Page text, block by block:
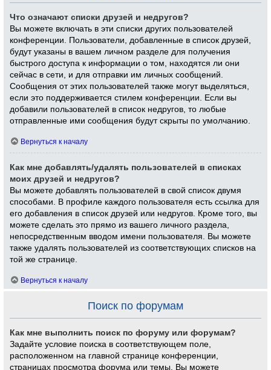
Что означают списки друзей и недругов?
Вы можете включать в эти списки других пользователей
конференции. Пользователи, добавленные в список друзей,
будут указаны в вашем личном разделе для получения
быстрого доступа к информации о том, находятся ли они
сейчас в сети, и для отправки им личных сообщений.
Сообщения от этих пользователей также могут выделяться,
если это поддерживается стилем конференции. Если вы
добавили пользователей в список недругов, то любые
отправленные ими сообщения будут скрыты по умолчанию.
Вернуться к началу
Как мне добавлять/удалять пользователей в списках
моих друзей и недругов?
Вы можете добавлять пользователей в свой список двумя
способами. В профиле каждого пользователя есть ссылка для
его добавления в список друзей или недругов. Кроме того, вы
можете сделать это прямо из вашего личного раздела,
непосредственным вводом имени пользователя. Вы можете
также удалять пользователей из соответствующих списков на
той же странице.
Вернуться к началу
Поиск по форумам
Как мне выполнить поиск по форуму или форумам?
Задайте условие поиска в соответствующем поле,
расположенном на главной странице конференции,
страницах просмотра форума или темы. Вы можете